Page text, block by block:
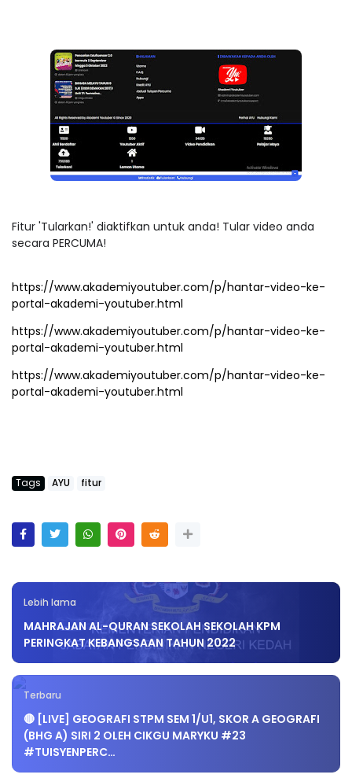
Fitur 'Tularkan!' diaktifkan untuk anda! Tular video anda
secara PERCUMA!
https://www.akademiyoutuber.com/p/hantar-video-ke-
portal-akademi-youtuber.html
https://www.akademiyoutuber.com/p/hantar-video-ke-
portal-akademi-youtuber.html
https://www.akademiyoutuber.com/p/hantar-video-ke-
portal-akademi-youtuber.html
Tags AYU fitur
Lebih lama
MAHRAJAN AL-QURAN SEKOLAH SEKOLAH KPM
PERINGKAT KEBANGSAAN TAHUN 2022
Terbaru
🔴 [LIVE] GEOGRAFI STPM SEM 1/U1, SKOR A GEOGRAFI
(BHG A) SIRI 2 OLEH CIKGU MARYKU #23
#TUISYENPERC…